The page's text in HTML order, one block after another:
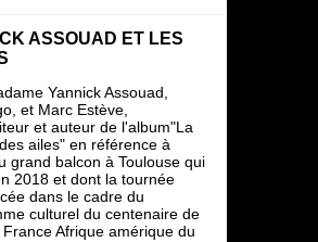
ASSOUAD ET LES
Yannick Assouad,
et Marc Estève,
et auteur de l'album"La
ailes" en référence à
grand balcon à Toulouse qui
2018 et dont la tournée
dans le cadre du
culturel du centenaire de
Afrique amérique du